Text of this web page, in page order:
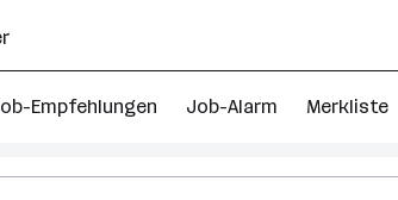
Empfehlungen Job-Alarm Merkliste